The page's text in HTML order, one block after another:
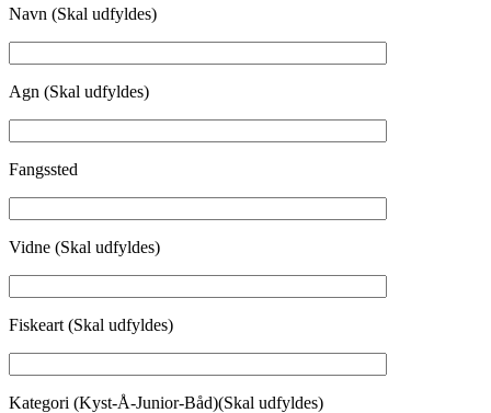
Navn (Skal udfyldes)
Agn (Skal udfyldes)
Fangssted
Vidne (Skal udfyldes)
Fiskeart (Skal udfyldes)
Kategori (Kyst-Å-Junior-Båd)(Skal udfyldes)